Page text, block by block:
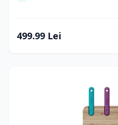
499.99 Lei